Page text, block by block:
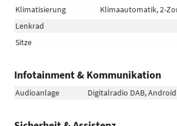
Klimatisierung
Klimaautomatik, 2-
Lenkrad
Sitze
Infotainment & Kommunikation
Audioanlage Digitalradio DAB,